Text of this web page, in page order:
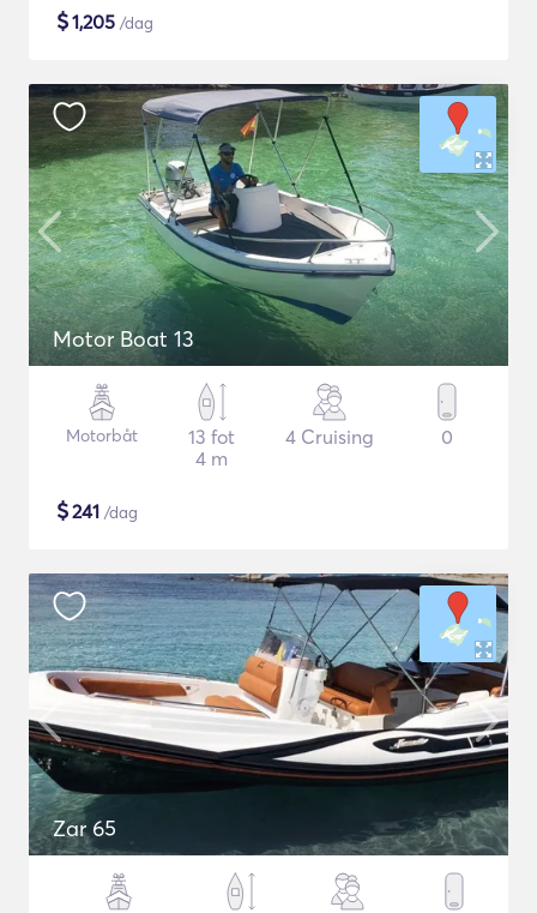
$1,205 /dag
Motor Boat 13
Motorbåt
13 fot
4 m
4 Cruising 0
$241 /dag
Zar 65